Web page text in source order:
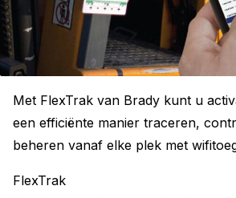
Met FlexTrak van Brady kunt u
een efficiënte manier traceren,
beheren vanaf elke plek met
FlexTrak